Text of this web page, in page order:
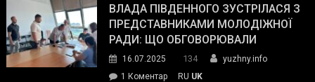
окупанти.
Маємо
діяти
команда
Південного
провів
інспекцію
укриття
ВЛАДА ПІВДЕННОГО ЗУСТРІЛАСЯ З
ПРЕДСТАВНИКАМИ МОЛОДІЖНОЇ
РАДИ: ЩО ОБГОВОРЮВАЛИ
16.07.2025 134
yuzhny.info
1 Коментардо RU UK